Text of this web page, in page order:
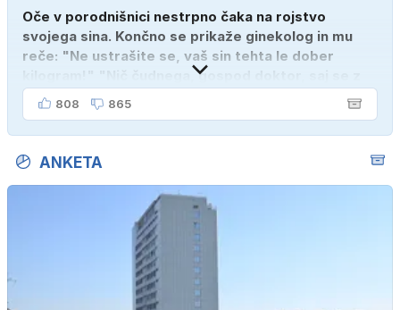
Oče v porodnišnici nestrpno čaka na rojstvo
svojega sina. Končno se prikaže ginekolog in mu
reče: "Ne ustrašite se, vaš sin tehta le dober
kilogram!" "Nič čudnega, gospod doktor, saj se z
ženo poznava šele tri mesece."
808 865
ANKETA